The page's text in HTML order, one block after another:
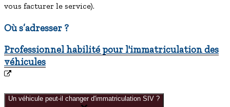
vous facturer le service).
Où s’adresser ?
Professionnel habilité pour l'immatriculation des
véhicules
Un véhicule peut-il changer d'immatriculation SIV ?